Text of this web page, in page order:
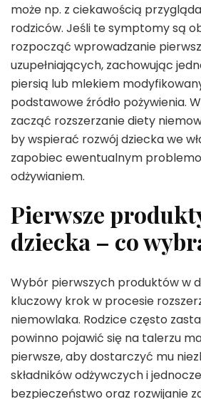
może np. z ciekawością
rodziców. Jeśli te symptomy są
rozpocząć wprowadzanie
uzupełniających, zachowując
piersią lub mlekiem
podstawowe źródło pożywienia.
zacząć rozszerzanie diety
by wspierać rozwój dziecka we
zapobiec ewentualnym
odżywianiem.
Pierwsze
dziecka – co
Wybór pierwszych produktów w
kluczowy krok w procesie
niemowlaka. Rodzice często
powinno pojawić się na talerzu
pierwsze, aby dostarczyć mu
składników odżywczych i
bezpieczeństwo oraz rozwijanie